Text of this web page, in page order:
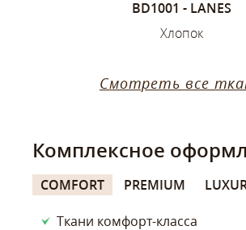
BD1001 - LANES
Хлопок
Смотреть все
Комплексное
COMFORT PREMIUM
Ткани комфорт-класса